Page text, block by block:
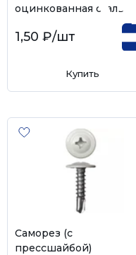
оцинкованная сталь
1,50 ₽/шт
Купить
Саморез (с
прессшайбой)